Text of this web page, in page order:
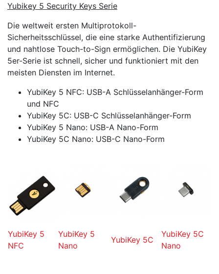
Yubikey 5 Security Keys Serie
Die weltweit ersten Multiprotokoll-
Sicherheitsschlüssel, die eine starke Authentifizierung
und nahtlose Touch-to-Sign ermöglichen. Die YubiKey
5er-Serie ist schnell, sicher und funktioniert mit den
meisten Diensten im Internet.
YubiKey 5 NFC: USB-A Schlüsselanhänger-Form
und NFC
YubiKey 5C: USB-C Schlüsselanhänger-Form
YubiKey 5 Nano: USB-A Nano-Form
YubiKey 5C Nano: USB-C Nano-Form
YubiKey 5
NFC
YubiKey 5
Nano
YubiKey 5C
YubiKey 5C
Nano